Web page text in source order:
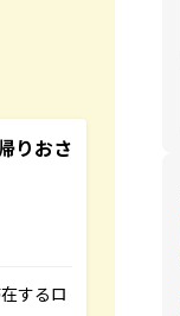
りおさ
するロ